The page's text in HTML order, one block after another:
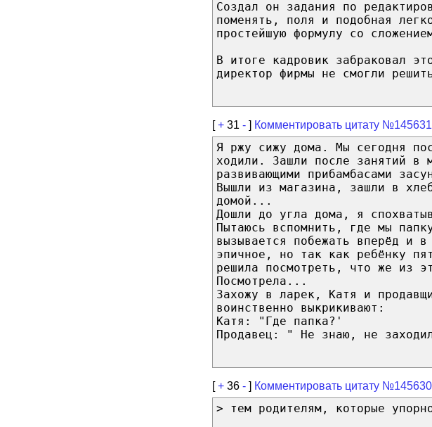
Создал он задания по
поменять, поля и подобная
простейшую формулу со
В итоге кадровик забраковал
директор фирмы не смогли
[+ 31 - ] Комментировать цитату №145631
Я ржу сижу дома. Мы сегодня
ходили. Зашли после занятий в
развивающими прибамбасами
Вышли из магазина, зашли в
домой...
Дошли до угла дома, я
Пытаюсь вспомнить, где мы
вызывается побежать вперёд и
эпичное, но так как ребёнку
решила посмотреть, что же из
Посмотрела...
Захожу в ларек, Катя и
воинственно выкрикивают:
Катя: "Где папка?'
Продавец: " Не знаю, не
[+ 36 - ] Комментировать цитату №145630
> тем родителям, которые